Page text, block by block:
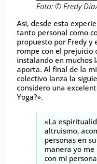
Foto: © Fredy
Así, desde esta
tanto personal como
propuesto por Fredy y
rompe con el prejuicio
instalando en muchos
aporta. Al final de la
colectivo lanza la
considero una
Yoga?».
«La
altruismo,
personas en
manera yo me
con mi